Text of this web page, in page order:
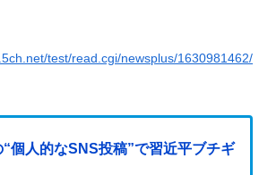
test/read.cgi/newsplus/1630981462/
“個人的なSNS投稿”で習近平ブチギ